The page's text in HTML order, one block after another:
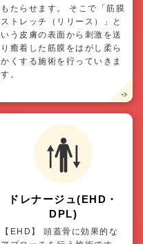
もたらせます。 そこで「筋膜
ストレッチ（リリース）」と
いう皮膚の表面から刺激を送
り癒着した筋膜をはがし柔ら
かくする施術を行っていきま
す。
ドレナージュ(EHD・
DPL)
【EHD】 頭蓋骨に効果的な